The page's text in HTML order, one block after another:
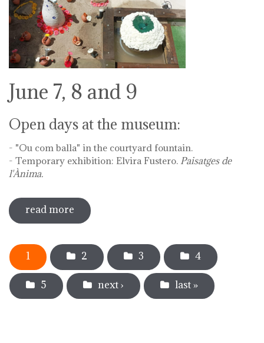
June 7, 8 and 9
Open days at the museum:
- "Ou com balla" in the courtyard fountain.
- Temporary exhibition: Elvira Fustero. Paisatges de
l'Ànima.
read more sobre diada de la flor - l'ou com balla a
la font
Pages
1 2 3 4
5 next › last »